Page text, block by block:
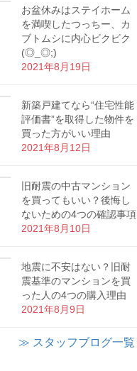
お盆休みはステイホーム
を満喫したつっちー、カ
ブトムシに内心ビクビク
(◎_◎;)
2021年8月19日
新築戸建てなら“住宅性能
評価書”を取得した物件を
買った方がいい理由
2021年8月12日
旧耐震の中古マンション
を買ってもいい？後悔し
ないための4つの確認事項
2021年8月10日
地震に不安はない？旧耐
震基準のマンションを買
った人の4つの購入理由
2021年8月9日
≫ スタッフブログ一覧